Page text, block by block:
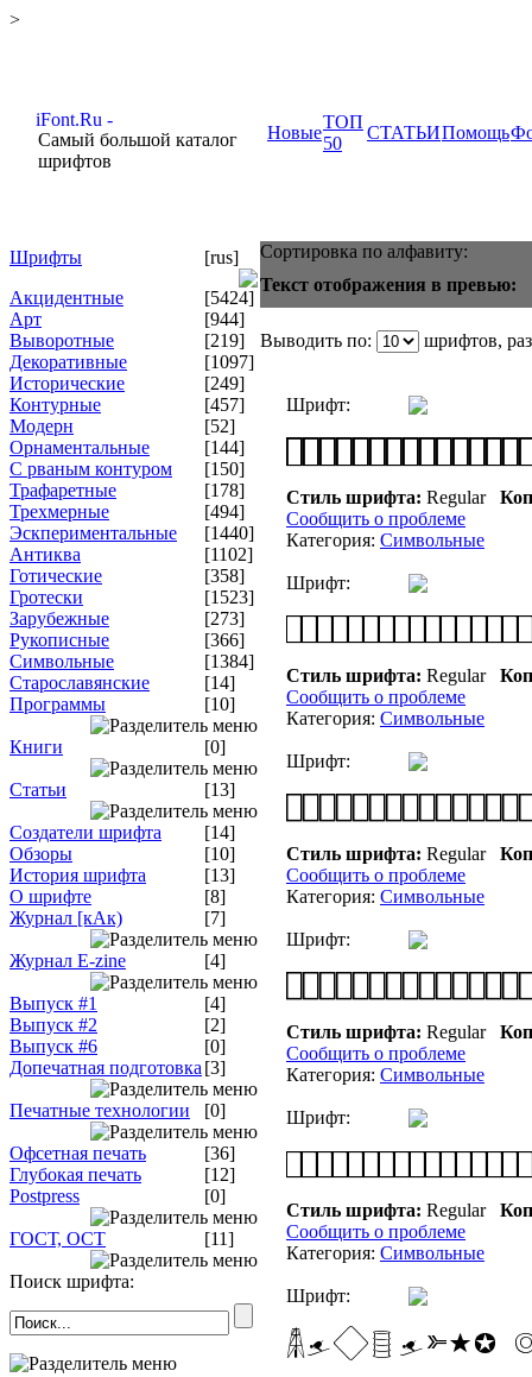
>
Самый большой каталог
шрифтов
Новые
ТОП
50
СТАТЬИПомощь
Шрифты
[rus]
Акцидентные
[5424]
Арт
[944]
Выворотные
[219]
Декоративные
[1097]
Исторические
[249]
Контурные
[457]
Модерн
[52]
Орнаментальные
[144]
С рваным контуром
[150]
Трафаретные
[178]
Трехмерные
[494]
Эскпериментальные
[1440]
Антиква
[1102]
Готические
[358]
Гротески
[1523]
Зарубежные
[273]
Рукописные
[366]
Символьные
[1384]
Старославянские
[14]
Программы
[10]
Книги [0]
Статьи [13]
Создатели шрифта
[14]
Обзоры
[10]
История шрифта
[13]
О шрифте
[8]
Журнал [кАк)
[7]
Журнал E-zine [4]
Выпуск #1
[4]
Выпуск #2
[2]
Выпуск #6
[0]
Допечатная подготовка [3]
Печатные технологии [0]
Офсетная печать
[36]
Глубокая печать
[12]
Postpress
[0]
ГОСТ, ОСТ [11]
Поиск шрифта:
Сортировка по алфавиту:
Текст отображения в превью:
Выводить по: шрифтов,
Шрифт:
Стиль шрифта: Regular
Сообщить о проблеме
Категория: Символьные
Шрифт:
Стиль шрифта: Regular
Сообщить о проблеме
Категория: Символьные
Шрифт:
Стиль шрифта: Regular
Сообщить о проблеме
Категория: Символьные
Шрифт:
Стиль шрифта: Regular
Сообщить о проблеме
Категория: Символьные
Шрифт:
Стиль шрифта: Regular
Сообщить о проблеме
Категория: Символьные
Шрифт: